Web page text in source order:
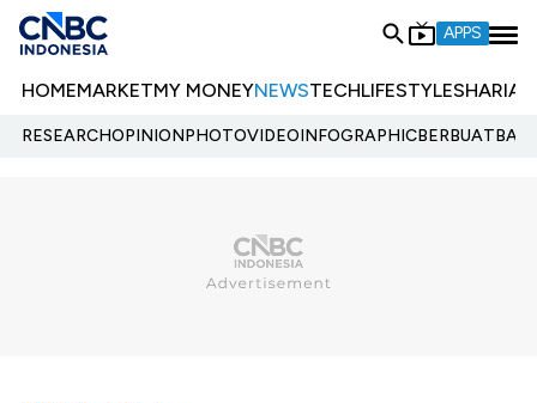
APPS
HOMEMARKETMY MONEYNEWSTECHLIFESTYLESHARIA
RESEARCHOPINIONPHOTOVIDEOINFOGRAPHIC